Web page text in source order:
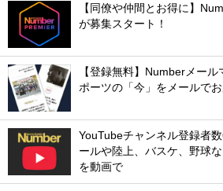
【同僚や仲間とお得に】
が募集スタート！
【登録無料】Numberメー
ポーツの「今」をメールでお
YouTubeチャンネル登録者
ールや陸上、バスケ、野球
を動画で